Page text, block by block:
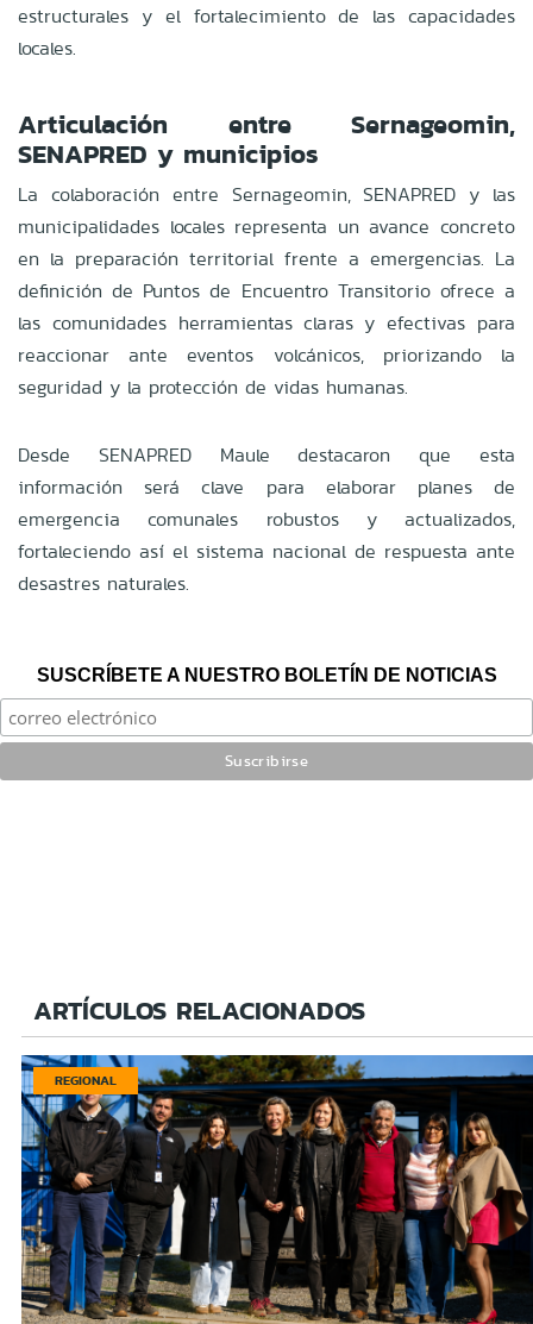
estructurales y el fortalecimiento de las capacidades
locales.
Articulación entre Sernageomin,
SENAPRED y municipios
La colaboración entre Sernageomin, SENAPRED y las
municipalidades locales representa un avance concreto
en la preparación territorial frente a emergencias. La
definición de Puntos de Encuentro Transitorio ofrece a
las comunidades herramientas claras y efectivas para
reaccionar ante eventos volcánicos, priorizando la
seguridad y la protección de vidas humanas.
Desde SENAPRED Maule destacaron que esta
información será clave para elaborar planes de
emergencia comunales robustos y actualizados,
fortaleciendo así el sistema nacional de respuesta ante
desastres naturales.
SUSCRÍBETE A NUESTRO BOLETÍN DE NOTICIAS
ARTÍCULOS RELACIONADOS
REGIONAL